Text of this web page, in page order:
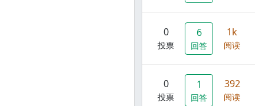
0
投票
6
回答
1k
阅读
0
投票
1
回答
392
阅读